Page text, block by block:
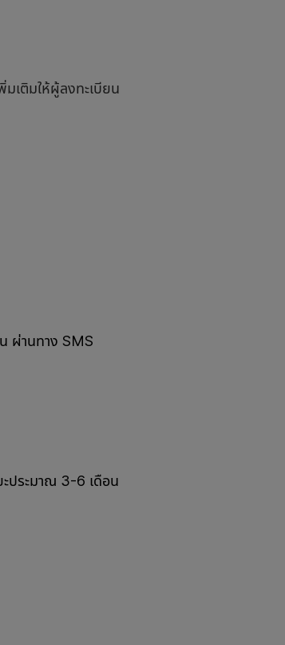
เติมให้ผู้ลงทะเบียน
ผ่านทาง SMS
ประมาณ 3-6 เดือน